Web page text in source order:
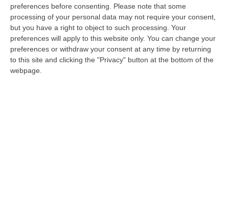
preferences before consenting.
Please note that some
processing of your personal data may not require your consent,
but you have a right to object to such processing. Your
preferences will apply to this website only. You can change your
preferences or withdraw your consent at any time by returning
to this site and clicking the "Privacy" button at the bottom of the
webpage.
causa dell’aumento del prezzo di gas e
corrente. E la sfidu…
Pubblicato il: 05/09/22 – 14:01